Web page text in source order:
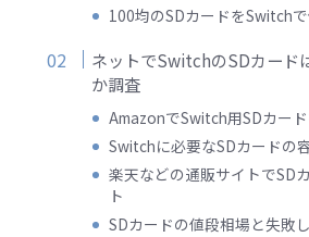
100均のSDカードをSwitch
ネットでSwitchのSDカード
か調査
AmazonでSwitch用SDカー
Switchに必要なSDカードの
楽天などの通販サイトでSD
ト
SDカードの値段相場と失敗